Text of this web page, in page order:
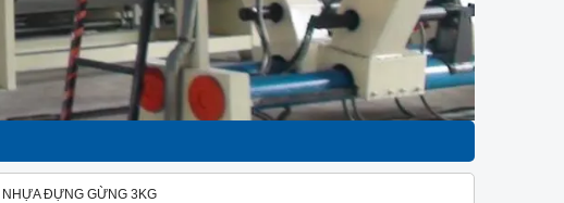
NHỰA ĐỰNG GỪNG 3KG